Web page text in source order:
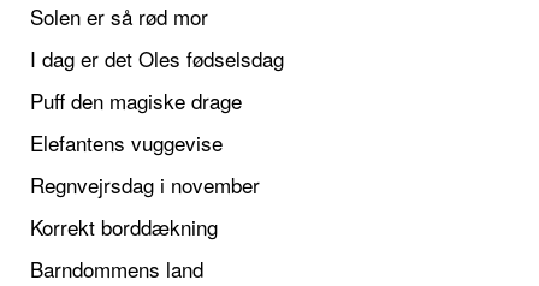
Solen er så rød mor
I dag er det Oles fødselsdag
Puff den magiske drage
Elefantens vuggevise
Regnvejrsdag i november
Korrekt borddækning
Barndommens land